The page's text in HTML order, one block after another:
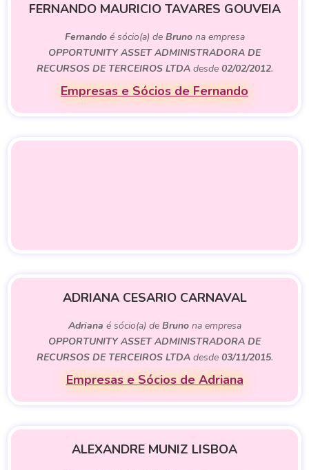
FERNANDO MAURICIO TAVARES GOUVEIA
Fernandoé sócio(a) de Brunona empresa
OPPORTUNITY ASSET ADMINISTRADORA DE
RECURSOS DE TERCEIROS LTDAdesde 02/02/2012.
Empresas e Sócios de Fernando
ADRIANA CESARIO CARNAVAL
Adriana é sócio(a) de Brunona empresa
OPPORTUNITY ASSET ADMINISTRADORA DE
RECURSOS DE TERCEIROS LTDAdesde 03/11/2015.
Empresas e Sócios de Adriana
ALEXANDRE MUNIZ LISBOA